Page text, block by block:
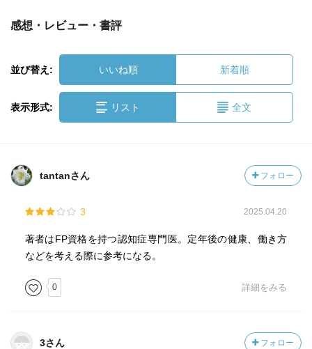
感想・レビュー・書評
並び替え: いいね順 新着順
表示形式: リスト 全文
tantanさん フォロー
3 2025.04.20
著者はFP資格を持つ認知症専門医。定年後の健康、働き方
などを考える際に参考になる。
0 詳細をみる
3さん フォロー